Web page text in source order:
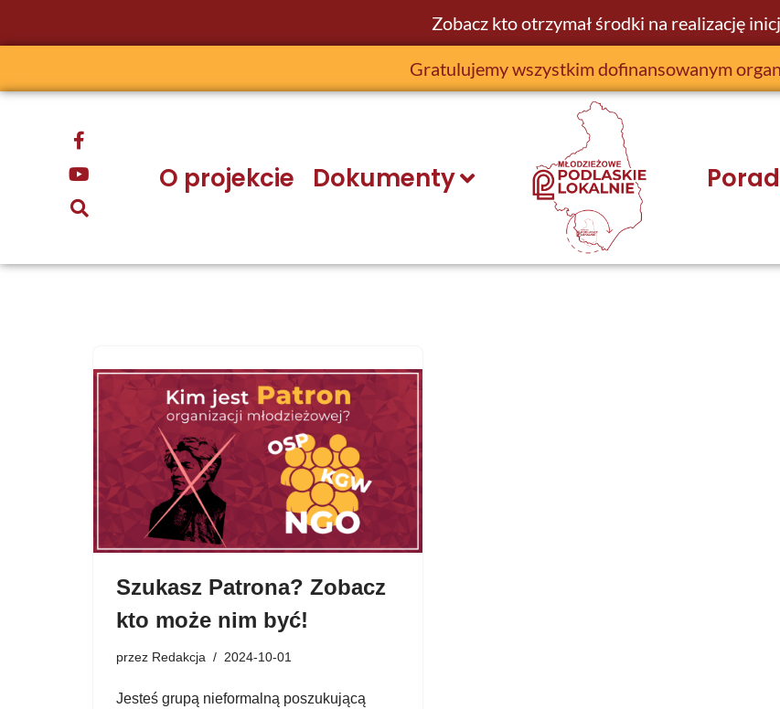
Przejdź
treści
Zobacz kto otrzymał środki na realizację
Gratulujemy wszystkim dofinansowanym
O projekcie Dokumenty
Szukasz Patrona? Zobacz
kto może nim być!
przez Redakcja 2024-10-01
Jesteś grupą nieformalną poszukującą